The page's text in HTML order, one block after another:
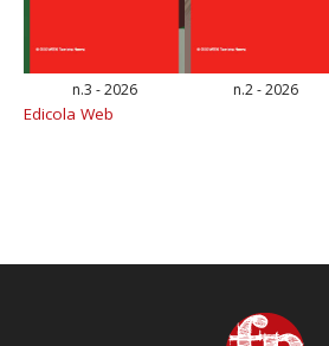
n.3 - 2026 n.2 - 2026
Edicola Web